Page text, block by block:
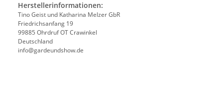
Herstellerinformationen:
Tino Geist und Katharina Melzer GbR
Friedrichsanfang 19
99885 Ohrdruf OT Crawinkel
Deutschland
info@gardeundshow.de